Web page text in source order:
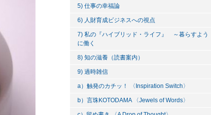
5) 仕事の幸福論
6) 人財育成ビジネスへの視点
7) 私の『ハイブリッド・ライフ』 ～暮らすよう
に働く
8) 知の滋養（読書案内）
9) 過時雑信
a）触発のカチッ！ 〈Inspiration Switch〉
b）言珠KOTODAMA 〈Jewels of Words〉